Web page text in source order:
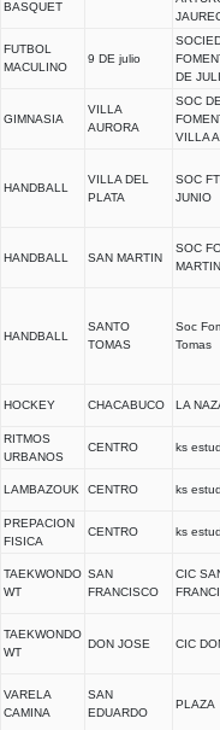
BASQUET
FUTBOL
MACULINO
9 DE julio
DE
GIMNASIA
VILLA
AURORA
SOC DE
VILLA
HANDBALL
VILLA DEL
PLATA
SOC
JUNIO
HANDBALL SAN MARTIN
SOC
MARTIN
HANDBALL
SANTO
TOMAS
Soc
Tomas
HOCKEY CHACABUCO LA
RITMOS
URBANOS
CENTRO ks
LAMBAZOUK CENTRO ks
PREPACION
FISICA
CENTRO ks
TAEKWONDO
WT
SAN
FRANCISCO
CIC
TAEKWONDO
WT
DON JOSE CIC
VARELA
CAMINA
SAN
EDUARDO
PLAZA